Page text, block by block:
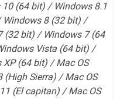
(64 bit) / Windows 8.1
8 (32 bit) /
(32 bit) / Windows 7 (64
Vista (64 bit) /
(64 bit) / Mac OS
(High Sierra) / Mac OS
(El capitan) / Mac OS